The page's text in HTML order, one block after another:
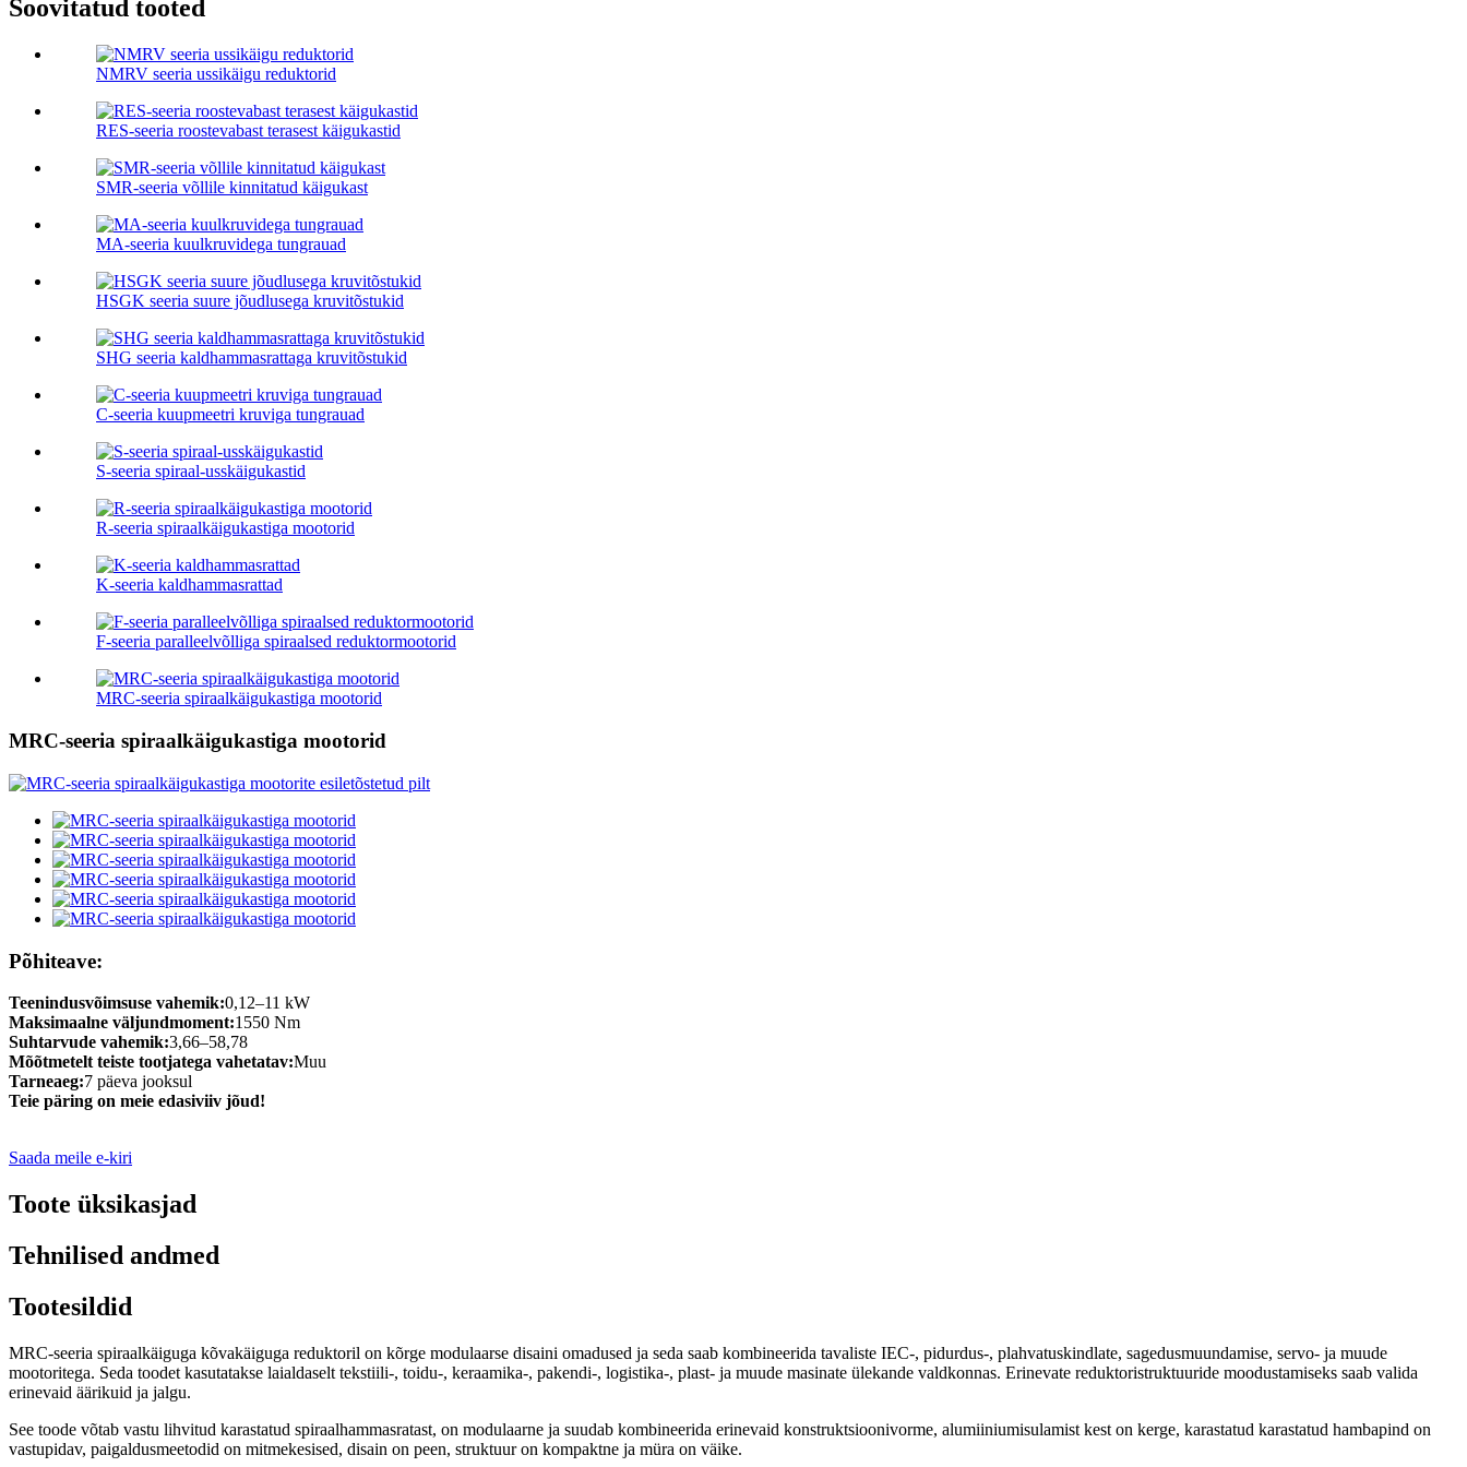
Soovitatud tooted
NMRV seeria ussikäigu reduktorid
RES-seeria roostevabast terasest käigukastid
SMR-seeria võllile kinnitatud käigukast
MA-seeria kuulkruvidega tungrauad
HSGK seeria suure jõudlusega kruvitõstukid
SHG seeria kaldhammasrattaga kruvitõstukid
C-seeria kuupmeetri kruviga tungrauad
S-seeria spiraal-usskäigukastid
R-seeria spiraalkäigukastiga mootorid
K-seeria kaldhammasrattad
F-seeria paralleelvõlliga spiraalsed reduktormootorid
MRC-seeria spiraalkäigukastiga mootorid
MRC-seeria spiraalkäigukastiga mootorid
Põhiteave:
Teenindusvõimsuse vahemik:0,12–11 kW
Maksimaalne väljundmoment:1550 Nm
Suhtarvude vahemik:3,66–58,78
Mõõtmetelt teiste tootjatega vahetatav:Muu
Tarneaeg:7 päeva jooksul
Teie päring on meie edasiviiv jõud!
Saada meile e-kiri
Toote üksikasjad
Tehnilised andmed
Tootesildid
MRC-seeria spiraalkäiguga kõvakäiguga reduktoril on kõrge modulaarse disaini omadused ja seda saab kombineerida tavaliste IEC-, pidurdus-, plahvatuskindlate, sagedusmuundamise, servo- ja muude
mootoritega. Seda toodet kasutatakse laialdaselt tekstiili-, toidu-, keraamika-, pakendi-, logistika-, plast- ja muude masinate ülekande valdkonnas. Erinevate reduktoristruktuuride moodustamiseks saab valida
erinevaid äärikuid ja jalgu.
See toode võtab vastu lihvitud karastatud spiraalhammasratast, on modulaarne ja suudab kombineerida erinevaid konstruktsioonivorme, alumiiniumisulamist kest on kerge, karastatud karastatud hambapind on
vastupidav, paigaldusmeetodid on mitmekesised, disain on peen, struktuur on kompaktne ja müra on väike.